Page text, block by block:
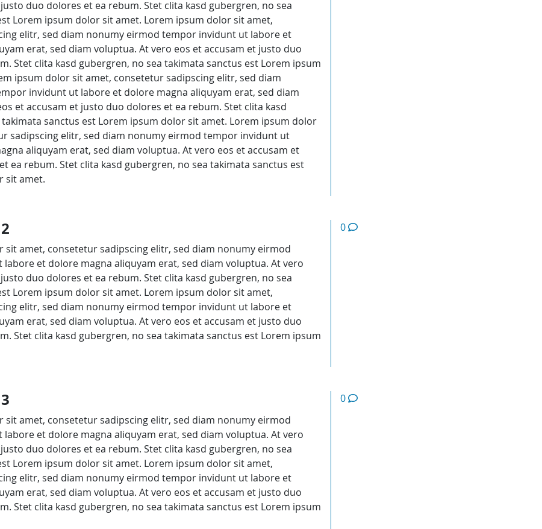
duo dolores et ea rebum. Stet clita kasd gubergren, no sea
Lorem ipsum dolor sit amet. Lorem ipsum dolor sit amet,
elitr, sed diam nonumy eirmod tempor invidunt ut labore et
erat, sed diam voluptua. At vero eos et accusam et justo duo
Stet clita kasd gubergren, no sea takimata sanctus est Lorem ipsum
ipsum dolor sit amet, consetetur sadipscing elitr, sed diam
invidunt ut labore et dolore magna aliquyam erat, sed diam
et accusam et justo duo dolores et ea rebum. Stet clita kasd
sanctus est Lorem ipsum dolor sit amet. Lorem ipsum dolor
sadipscing elitr, sed diam nonumy eirmod tempor invidunt ut
aliquyam erat, sed diam voluptua. At vero eos et accusam et
ea rebum. Stet clita kasd gubergren, no sea takimata sanctus est
sit amet.
sit amet, consetetur sadipscing elitr, sed diam nonumy eirmod
et dolore magna aliquyam erat, sed diam voluptua. At vero
duo dolores et ea rebum. Stet clita kasd gubergren, no sea
Lorem ipsum dolor sit amet. Lorem ipsum dolor sit amet,
elitr, sed diam nonumy eirmod tempor invidunt ut labore et
erat, sed diam voluptua. At vero eos et accusam et justo duo
Stet clita kasd gubergren, no sea takimata sanctus est Lorem ipsum
0
sit amet, consetetur sadipscing elitr, sed diam nonumy eirmod
et dolore magna aliquyam erat, sed diam voluptua. At vero
duo dolores et ea rebum. Stet clita kasd gubergren, no sea
Lorem ipsum dolor sit amet. Lorem ipsum dolor sit amet,
elitr, sed diam nonumy eirmod tempor invidunt ut labore et
erat, sed diam voluptua. At vero eos et accusam et justo duo
Stet clita kasd gubergren, no sea takimata sanctus est Lorem ipsum
0